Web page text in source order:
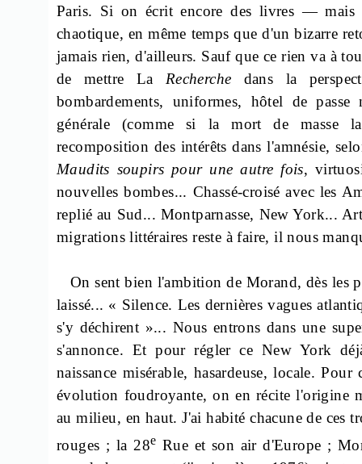
Paris. Si on écrit encore des livres —
chaotique, en même temps que d'un bizarre
jamais rien, d'ailleurs. Sauf que ce rien va à
de mettre La Recherche dans la
bombardements, uniformes, hôtel de
générale (comme si la mort de masse la
recomposition des intérêts dans l'amnésie,
Maudits soupirs pour une autre fois,
nouvelles bombes... Chassé-croisé avec les
replié au Sud... Montparnasse, New York...
migrations littéraires reste à faire, il nous
On sent bien l'ambition de Morand, dès les
laissé... « Silence. Les dernières vagues
s'y déchirent »... Nous entrons dans une
s'annonce. Et pour régler ce New York
naissance misérable, hasardeuse, locale.
évolution foudroyante, on en récite l'origine
au milieu, en haut. J'ai habité chacune de ces
rouges ; la 28e Rue et son air d'Europe ;